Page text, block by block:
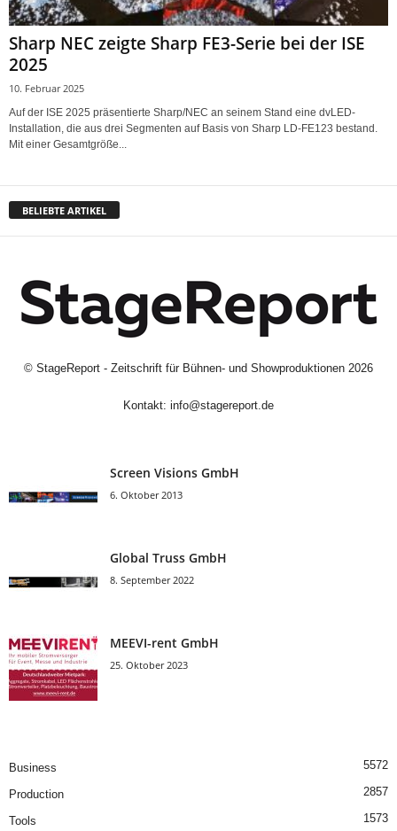
Sharp NEC zeigte Sharp FE3-Serie bei der ISE
2025
10. Februar 2025
Auf der ISE 2025 präsentierte Sharp/NEC an seinem Stand eine dvLED-
Installation, die aus drei Segmenten auf Basis von Sharp LD-FE123 bestand.
Mit einer Gesamtgröße...
BELIEBTE ARTIKEL
© StageReport - Zeitschrift für Bühnen- und Showproduktionen 2026
Kontakt: info@stagereport.de
Screen Visions GmbH
6. Oktober 2013
Global Truss GmbH
8. September 2022
MEEVI-rent GmbH
25. Oktober 2023
Business 5572
Production 2857
Tools 1573